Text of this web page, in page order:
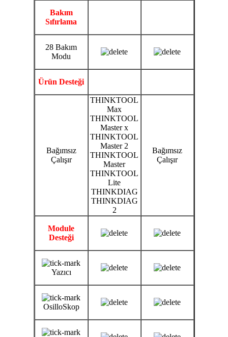
Bakım
Sıfırlama
28 Bakım
Modu
Ürün Desteği
Bağımsız
Çalışır
THINKTOOL
Max
THINKTOOL
Master x
THINKTOOL
Master 2
THINKTOOL
Master
THINKTOOL
Lite
THINKDIAG
THINKDIAG
2
Bağımsız
Çalışır
Module
Desteği
Yazıcı
OsilloSkop